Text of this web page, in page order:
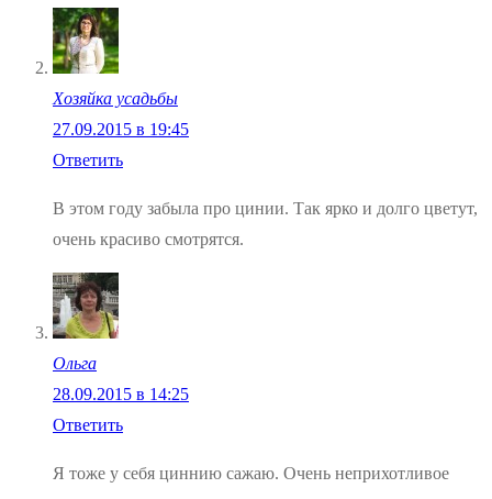
Хозяйка усадьбы
27.09.2015 в 19:45
Ответить
В этом году забыла про цинии. Так ярко и долго цветут,
очень красиво смотрятся.
Ольга
28.09.2015 в 14:25
Ответить
Я тоже у себя циннию сажаю. Очень неприхотливое